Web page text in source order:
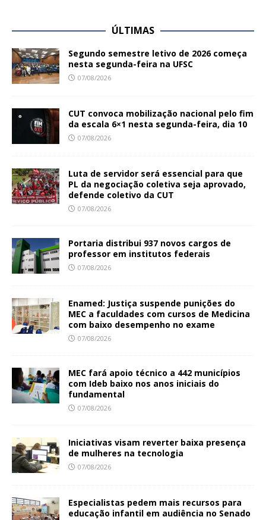
ÚLTIMAS
Segundo semestre letivo de 2026 começa
nesta segunda-feira na UFSC
07/08/2026
CUT convoca mobilização nacional pelo fim
da escala 6×1 nesta segunda-feira, dia 10
07/08/2026
Luta de servidor será essencial para que
PL da negociação coletiva seja aprovado,
defende coletivo da CUT
07/08/2026
Portaria distribui 937 novos cargos de
professor em institutos federais
07/08/2026
Enamed: Justiça suspende punições do
MEC a faculdades com cursos de Medicina
com baixo desempenho no exame
07/08/2026
MEC fará apoio técnico a 442 municípios
com Ideb baixo nos anos iniciais do
fundamental
07/08/2026
Iniciativas visam reverter baixa presença
de mulheres na tecnologia
07/08/2026
Especialistas pedem mais recursos para
educação infantil em audiência no Senado